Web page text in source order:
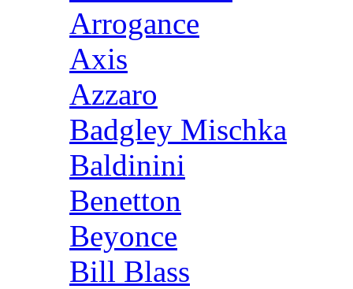
Arrogance
Axis
Azzaro
Badgley Mischka
Baldinini
Benetton
Beyonce
Bill Blass